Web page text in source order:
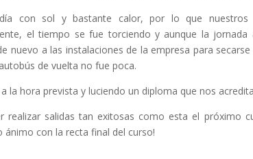
con sol y bastante calor, por lo que
el tiempo se fue torciendo y aunque la
nuevo a las instalaciones de la empresa para
de vuelta no fue poca.
la hora prevista y luciendo un diploma que nos
realizar salidas tan exitosas como esta el próximo
ánimo con la recta final del curso!